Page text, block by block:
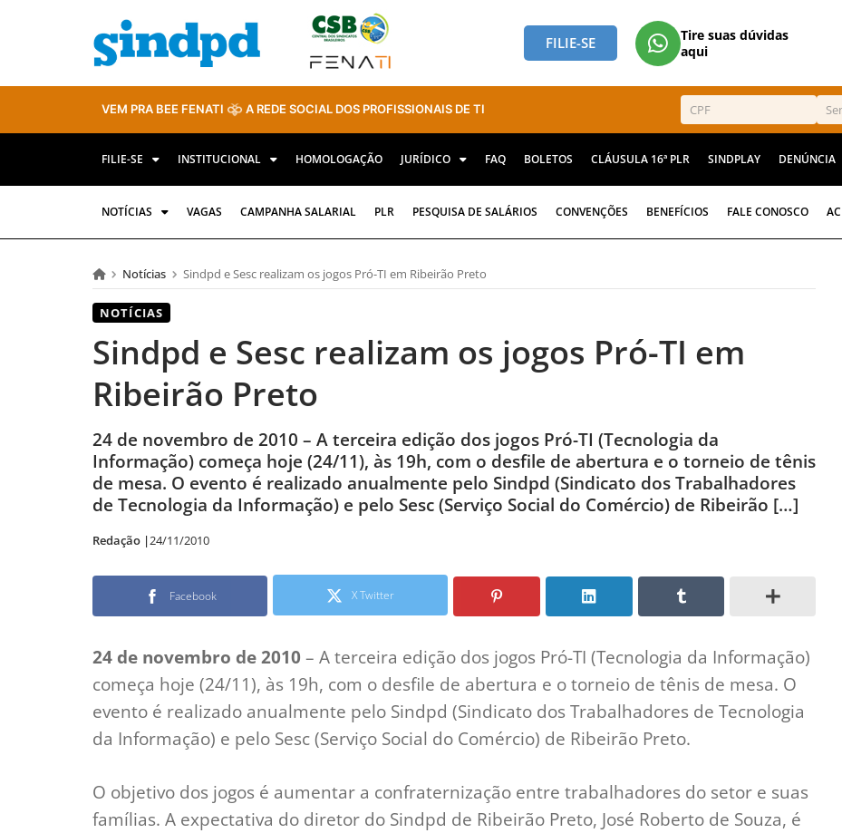
FILIE-SE
Tire suas dúvidas
aqui
VEM PRA BEE FENATI A REDE SOCIAL DOS PROFISSIONAIS DE TI
FILIE-SE INSTITUCIONAL HOMOLOGAÇÃO JURÍDICO FAQ BOLETOS CLÁUSULA 16ª PLR SINDPLAY DENÚNCIA
NOTÍCIAS VAGAS CAMPANHA SALARIAL PLR PESQUISA DE SALÁRIOS CONVENÇÕES BENEFÍCIOS FALE CONOSCO
Notícias Sindpd e Sesc realizam os jogos Pró-TI em Ribeirão Preto
NOTÍCIAS
Sindpd e Sesc realizam os jogos Pró-TI em
Ribeirão Preto
24 de novembro de 2010 – A terceira edição dos jogos Pró-TI (Tecnologia da
Informação) começa hoje (24/11), às 19h, com o desfile de abertura e o torneio de tênis
de mesa. O evento é realizado anualmente pelo Sindpd (Sindicato dos Trabalhadores
de Tecnologia da Informação) e pelo Sesc (Serviço Social do Comércio) de Ribeirão […]
Redação |24/11/2010
Facebook X Twitter
24 de novembro de 2010 – A terceira edição dos jogos Pró-TI (Tecnologia da Informação)
começa hoje (24/11), às 19h, com o desfile de abertura e o torneio de tênis de mesa. O
evento é realizado anualmente pelo Sindpd (Sindicato dos Trabalhadores de Tecnologia
da Informação) e pelo Sesc (Serviço Social do Comércio) de Ribeirão Preto.
O objetivo dos jogos é aumentar a confraternização entre trabalhadores do setor e suas
famílias. A expectativa do diretor do Sindpd de Ribeirão Preto, José Roberto de Souza, é